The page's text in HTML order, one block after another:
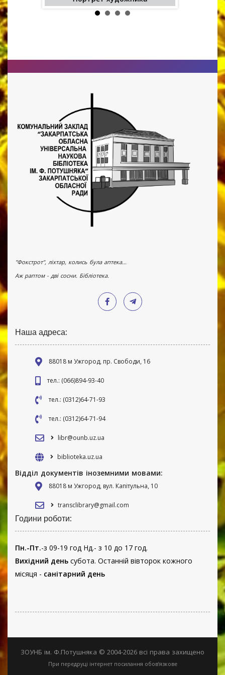
"Фокстрот", ліхтар, колись була аптека...
Аж раптом - дві сосни. Бібліотека.
Наша адреса:
88018 м Ужгород, пр. Свободи, 16
тел.: (066)894-93-40
тел.: (0312)64-71-93
тел.: (0312)64-71-94
libr@ounb.uz.ua
biblioteka.uz.ua
Відділ документів іноземними мовами:
88018 м Ужгород, вул. Капітульна, 10
transclibrary@gmail.com
Години роботи:
Пн.-Пт.-з 09-19 год Нд.- з 10 до 17 год.
Вихідний день субота. Останній вівторок кожного
місяця - санітарний день
ЗОУНБ ім. Ф.Потушняка © 2004-2026 всі права захищено
При передруці інтернет посилання обов’язкове